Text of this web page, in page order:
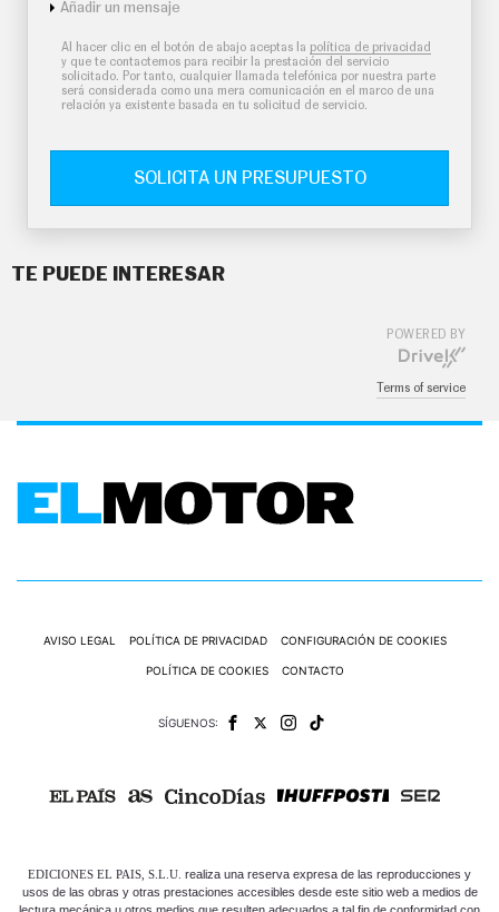
Añadir un mensaje
Al hacer clic en el botón de abajo aceptas la política de privacidad
y que te contactemos para recibir la prestación del servicio
solicitado. Por tanto, cualquier llamada telefónica por nuestra parte
será considerada como una mera comunicación en el marco de una
relación ya existente basada en tu solicitud de servicio.
SOLICITA UN PRESUPUESTO
TE PUEDE INTERESAR
POWERED BY
Terms of service
AVISO LEGAL POLÍTICA DE PRIVACIDAD CONFIGURACIÓN DE COOKIES
POLÍTICA DE COOKIES CONTACTO
SÍGUENOS:
EDICIONES EL PAIS, S.L.U. realiza una reserva expresa de las reproducciones y
usos de las obras y otras prestaciones accesibles desde este sitio web a medios de